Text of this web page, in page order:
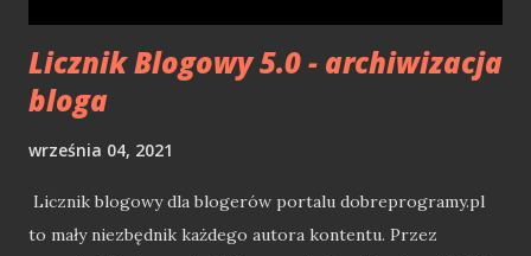
Licznik Blogowy 5.0 - archiwizacja
bloga
września 04, 2021
Licznik blogowy dla blogerów portalu dobreprogramy.pl
to mały niezbędnik każdego autora kontentu. Przez